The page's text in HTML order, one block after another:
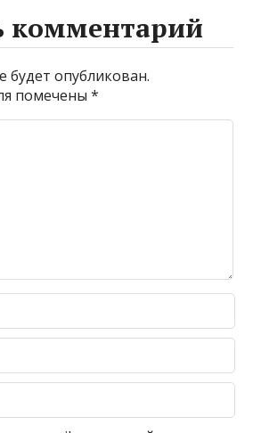
комментарий
будет опубликован.
помечены*